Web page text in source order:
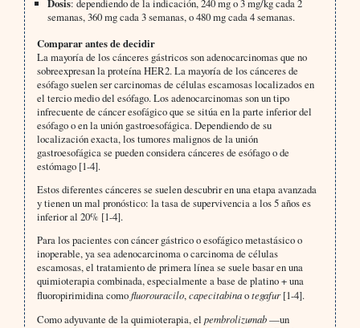
Dosis: dependiendo de la indicación, 240 mg o 3 mg/kg cada 2
semanas, 360 mg cada 3 semanas, o 480 mg cada 4 semanas.
Comparar antes de decidir
La mayoría de los cánceres gástricos son adenocarcinomas que no
sobreexpresan la proteína HER2. La mayoría de los cánceres de
esófago suelen ser carcinomas de células escamosas localizados en
el tercio medio del esófago. Los adenocarcinomas son un tipo
infrecuente de cáncer esofágico que se sitúa en la parte inferior del
esófago o en la unión gastroesofágica. Dependiendo de su
localización exacta, los tumores malignos de la unión
gastroesofágica se pueden considera cánceres de esófago o de
estómago [1-4].
Estos diferentes cánceres se suelen descubrir en una etapa avanzada
y tienen un mal pronóstico: la tasa de supervivencia a los 5 años es
inferior al 20% [1-4].
Para los pacientes con cáncer gástrico o esofágico metastásico o
inoperable, ya sea adenocarcinoma o carcinoma de células
escamosas, el tratamiento de primera línea se suele basar en una
quimioterapia combinada, especialmente a base de platino + una
fluoropirimidina comofluorouracilo,capecitabinaotegafur[1-4].
Como adyuvante de la quimioterapia, el pembrolizumab—un